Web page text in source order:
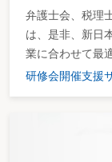
弁護士会、税理
は、是非、新日
業に合わせて最
研修会開催支援